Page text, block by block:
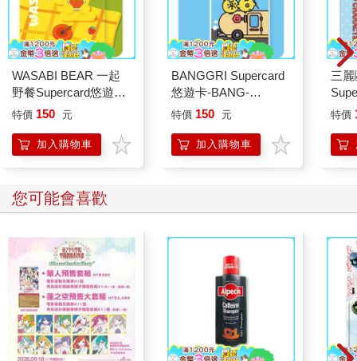
WASABI BEAR 一起
野餐Supercard悠遊卡-
黃芥末熊【受託代銷】
特價 150 元
加入購物車
BANGGRI Supercard
悠遊卡-BANG-
ARI【受託代銷】
特價 150 元
加入購物車
三
大
特價
您可能會喜歡